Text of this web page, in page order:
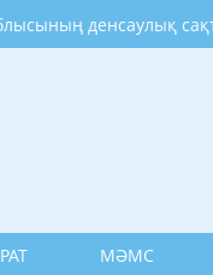
сақтау
МӘМС